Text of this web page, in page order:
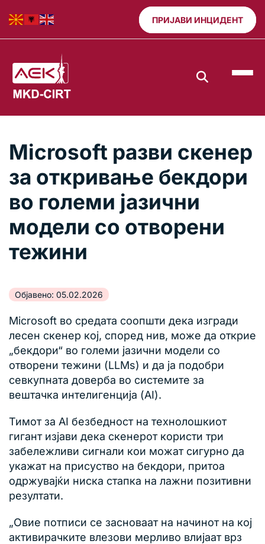
ПРИЈАВИ ИНЦИДЕНТ
Microsoft разви скенер
за откривање бекдори
во големи јазични
модели со отворени
тежини
Објавено: 05.02.2026
Microsoft во средата соопшти дека изгради
лесен скенер кој, според нив, може да открие
„бекдори“ во големи јазични модели со
отворени тежини (LLMs) и да ја подобри
севкупната доверба во системите за
вештачка интелигенција (AI).
Тимот за AI безбедност на технолошкиот
гигант изјави дека скенерот користи три
забележливи сигнали кои можат сигурно да
укажат на присуство на бекдори, притоа
одржувајќи ниска стапка на лажни позитивни
резултати.
„Овие потписи се засноваат на начинот на кој
активирачките влезови мерливо влијаат врз